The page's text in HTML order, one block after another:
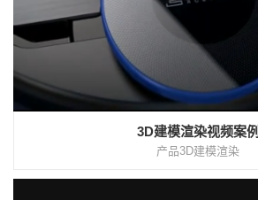
3D建模渲染视频案例
产品3D建模渲染